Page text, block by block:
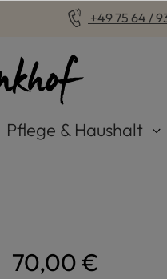
+49 75 64 / 93
Pflege & Haushalt
70,00 €